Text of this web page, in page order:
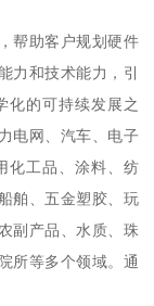
帮助客户规划硬件
力和技术能力，引
化的可持续发展之
电网、汽车、电子
化工品、涂料、纺
舶、五金塑胶、玩
副产品、水质、珠
所等多个领域。通